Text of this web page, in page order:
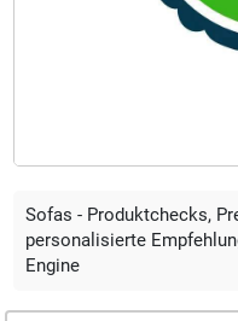
Sofas - Produktchecks,
personalisierte
Engine